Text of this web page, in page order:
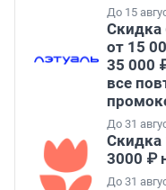
До 15
Скидка
от 15
35 000
все
До 31
Скидка
3000 ₽
До 31